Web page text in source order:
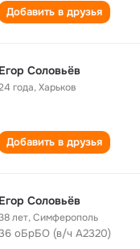
Добавить в друзья
Егор Соловьёв
года,Харьков
Добавить в друзья
Егор Соловьёв
лет,Симферополь
оБрБО (в/ч А2320)